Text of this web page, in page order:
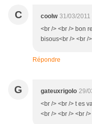
C coolw 31/03/2011
<br /> <br /> bon
bisous<br /> <br /
Répondre
G gateuxrigolo 29/
<br /> <br /> t es
<br /> <br /> <br />